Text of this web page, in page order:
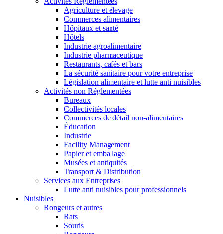
Agriculture et élevage
Commerces alimentaires
Hôpitaux et santé
Hôtels
Industrie agroalimentaire
Industrie pharmaceutique
Restaurants, cafés et bars
La sécurité sanitaire pour votre entreprise
Législation alimentaire et lutte anti nuisibles
Activités non Réglementées
Bureaux
Collectivités locales
Commerces de détail non-alimentaires
Éducation
Industrie
Facility Management
Papier et emballage
Musées et antiquités
Transport & Distribution
Services aux Entreprises
Lutte anti nuisibles pour professionnels
Nuisibles
Rongeurs et autres
Rats
Souris